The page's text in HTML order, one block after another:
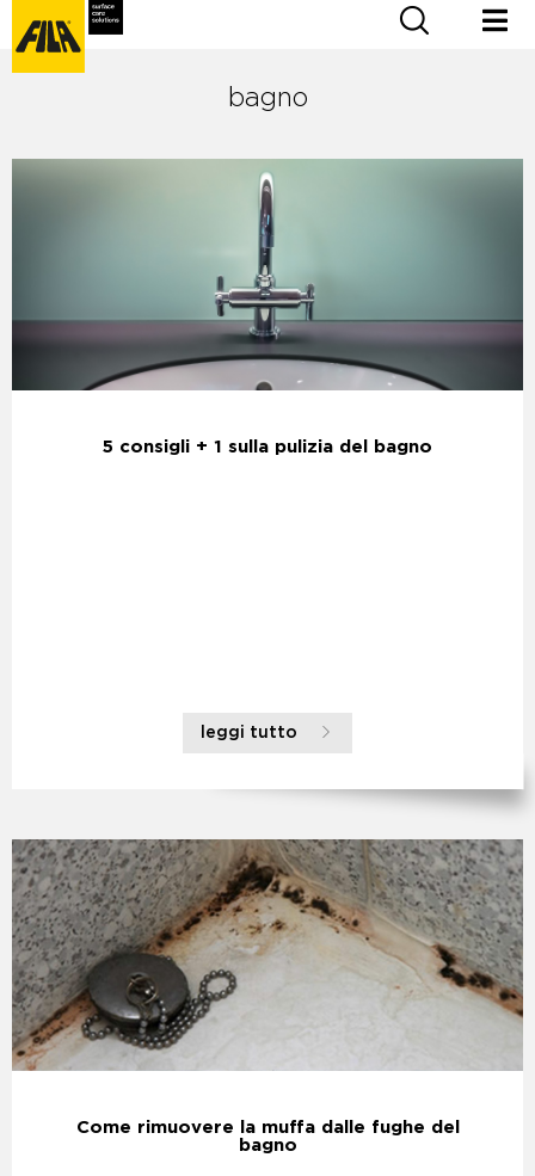
bagno
5 consigli + 1 sulla pulizia del bagno
leggi tutto
Come rimuovere la muffa dalle fughe del
bagno